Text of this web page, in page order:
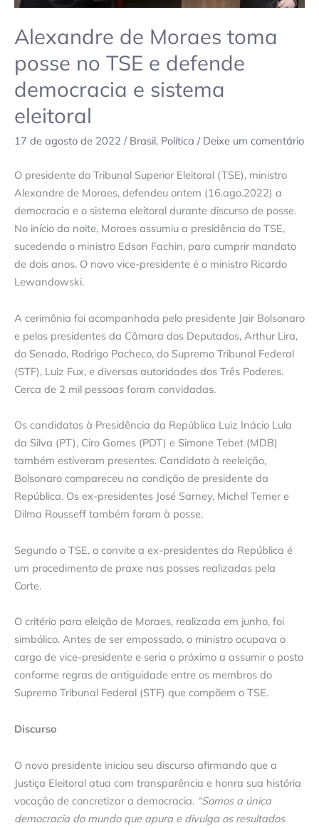
Alexandre de Moraes toma
posse no TSE e defende
democracia e sistema
eleitoral
17 de agosto de 2022 / Brasil, Política / Deixe um comentário
O presidente do Tribunal Superior Eleitoral (TSE), ministro
Alexandre de Moraes, defendeu ontem (16.ago.2022) a
democracia e o sistema eleitoral durante discurso de posse.
No início da noite, Moraes assumiu a presidência do TSE,
sucedendo o ministro Edson Fachin, para cumprir mandato
de dois anos. O novo vice-presidente é o ministro Ricardo
Lewandowski.
A cerimônia foi acompanhada pelo presidente Jair Bolsonaro
e pelos presidentes da Câmara dos Deputados, Arthur Lira,
do Senado, Rodrigo Pacheco, do Supremo Tribunal Federal
(STF), Luiz Fux, e diversas autoridades dos Três Poderes.
Cerca de 2 mil pessoas foram convidadas.
Os candidatos à Presidência da República Luiz Inácio Lula
da Silva (PT), Ciro Gomes (PDT) e Simone Tebet (MDB)
também estiveram presentes. Candidato à reeleição,
Bolsonaro compareceu na condição de presidente da
República. Os ex-presidentes José Sarney, Michel Temer e
Dilma Rousseff também foram à posse.
Segundo o TSE, o convite a ex-presidentes da República é
um procedimento de praxe nas posses realizadas pela
Corte.
O critério para eleição de Moraes, realizada em junho, foi
simbólico. Antes de ser empossado, o ministro ocupava o
cargo de vice-presidente e seria o próximo a assumir o posto
conforme regras de antiguidade entre os membros do
Supremo Tribunal Federal (STF) que compõem o TSE.
Discurso
O novo presidente iniciou seu discurso afirmando que a
Justiça Eleitoral atua com transparência e honra sua história
vocação de concretizar a democracia. “Somos a única
democracia do mundo que apura e divulga os resultados
defende
e
sistema
eleitoral